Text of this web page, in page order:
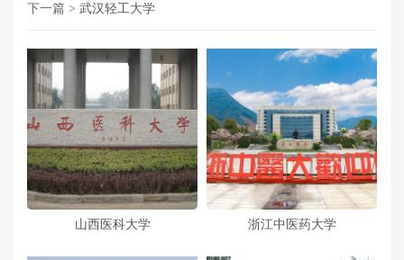
下一篇 > 武汉轻工大学
山西医科大学 浙江中医药大学